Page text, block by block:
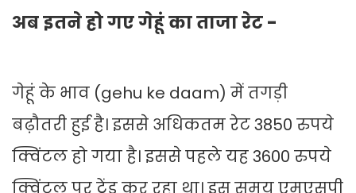
अब इतने हो गए गेहूं का ताजा रेट -
गेहूं के भाव (gehu ke daam) में तगड़ी
बढ़ौतरी हुई है। इससे अधिकतम रेट 3850 रुपये
क्विंटल हो गया है। इससे पहले यह 3600 रुपये
क्विंटल पर ट्रेंड कर रहा था। इस समय एमएसपी